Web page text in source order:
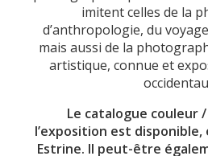
imitent celles de la
d’anthropologie, du
mais aussi de la
artistique, connue et
Le catalogue couleur
l’exposition est
Estrine. Il peut-être